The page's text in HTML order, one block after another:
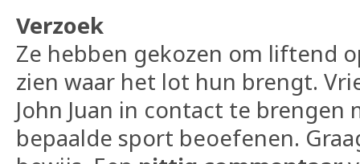
Verzoek
Ze hebben gekozen om liftend
zien waar het lot hun brengt.
John Juan in contact te brengen
bepaalde sport beoefenen.